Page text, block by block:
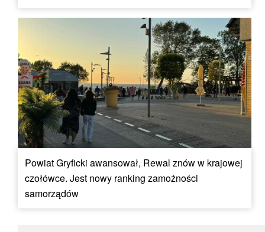
Powiat Gryficki awansował, Rewal znów w krajowej
czołówce. Jest nowy ranking zamożności
samorządów